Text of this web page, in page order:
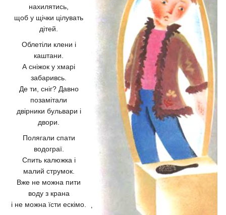
нахилятись,
щоб у щічки цілувать
дітей.
Облетіли клени і
каштани.
А сніжок у хмарі
забаривсь.
Де ти, сніг? Давно
позамітали
двірники бульвари і
двори.
Полягали спати
водограї.
Спить калюжка і
малий струмок.
Вже не можна пити
воду з крана
і не можна їсти ескімо.